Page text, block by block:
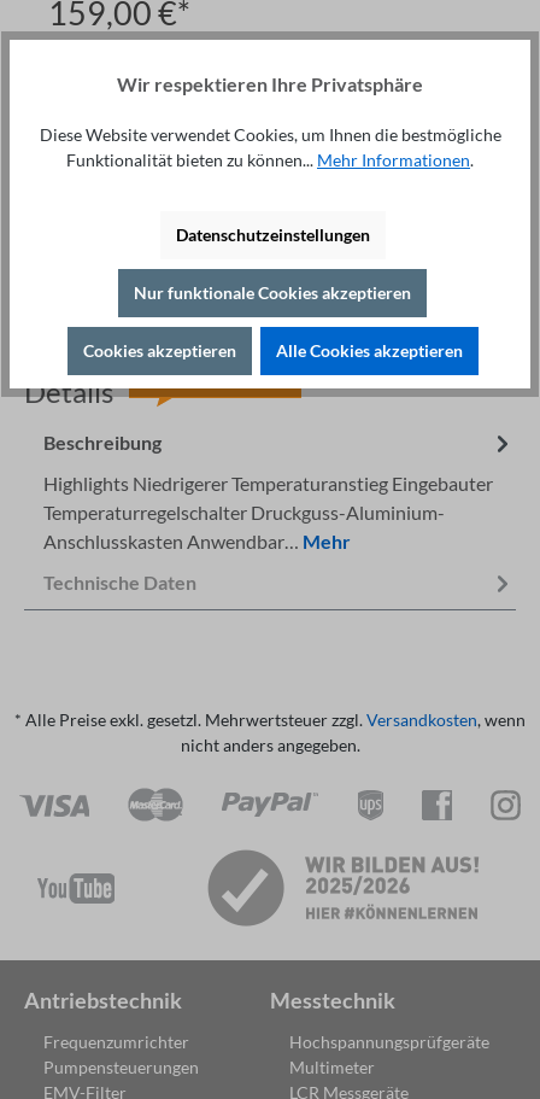
159,00 €*
Ware im Zulauf
Anzahl
Details
Fachberatung unter
+49 421 277 9999
Drucken
Beschreibung
Highlights Niedrigerer Temperaturanstieg Eingebauter
Temperaturregelschalter Druckguss-Aluminium-
Anschlusskasten Anwendbar… Mehr
Technische Daten
* Alle Preise exkl. gesetzl. Mehrwertsteuer zzgl. Versandkosten, wenn
nicht anders angegeben.
Antriebstechnik
Frequenzumrichter
Pumpensteuerungen
EMV-Filter
Messtechnik
Hochspannungsprüfgeräte
Multimeter
LCR Messgeräte
Wir respektieren Ihre Privatsphäre
Diese Website verwendet Cookies, um Ihnen die bestmögliche
Funktionalität bieten zu können... Mehr Informationen.
Datenschutzeinstellungen
Nur funktionale Cookies akzeptieren
Cookies akzeptieren Alle Cookies akzeptieren